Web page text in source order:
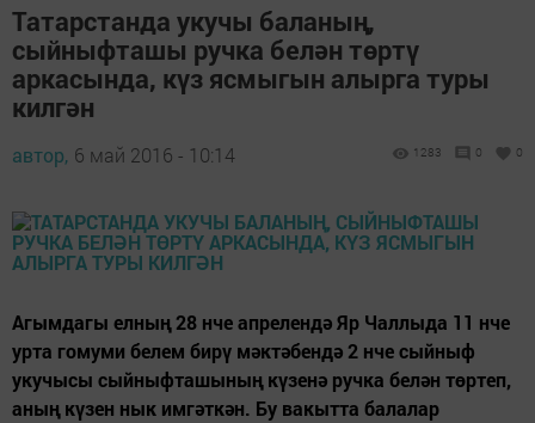
Татарстанда укучы баланың,
сыйныфташы ручка белән төртү
аркасында, күз ясмыгын алырга туры
килгән
автор, 6 май 2016 - 10:14 1283 0 0
Агымдагы елның 28 нче апрелендә Яр Чаллыда 11 нче
урта гомуми белем бирү мәктәбендә 2 нче сыйныф
укучысы сыйныфташының күзенә ручка белән төртеп,
аның күзен нык имгәткән. Бу вакытта балалар